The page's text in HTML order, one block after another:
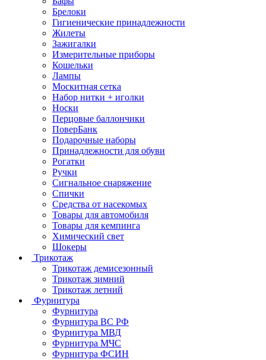
Брелоки
Гигиенические принадлежности
Жилеты
Зажигалки
Измерительные приборы
Кошельки
Лампы
Москитная сетка
Набор нитки + иголки
Носки
Перцовые баллончики
ПоверБанк
Подарочные наборы
Принадлежности для обуви
Рогатки
Ручки
Сигнальное снаряжение
Спички
Средства от насекомых
Товары для автомобиля
Товары для кемпинга
Химический свет
Шокеры
Трикотаж
Трикотаж демисезонный
Трикотаж зимний
Трикотаж летний
Фурнитура
Фурнитура
Фурнитура ВС РФ
Фурнитура МВД
Фурнитура МЧС
Фурнитура ФСИН